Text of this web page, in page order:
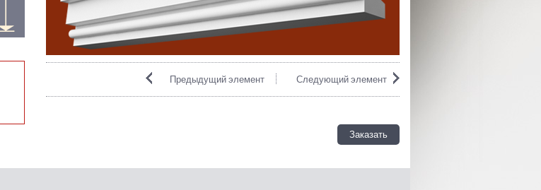
Следующий элемент
Предыдущий элемент
Заказать